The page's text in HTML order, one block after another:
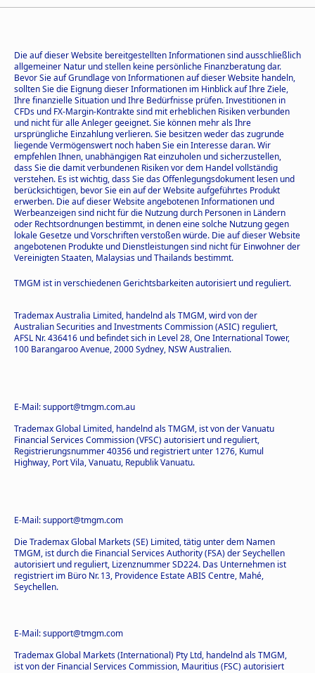
Die auf dieser Website bereitgestellten Informationen sind ausschließlich
allgemeiner Natur und stellen keine persönliche Finanzberatung dar.
Bevor Sie auf Grundlage von Informationen auf dieser Website handeln,
sollten Sie die Eignung dieser Informationen im Hinblick auf Ihre Ziele,
Ihre finanzielle Situation und Ihre Bedürfnisse prüfen. Investitionen in
CFDs und FX-Margin-Kontrakte sind mit erheblichen Risiken verbunden
und nicht für alle Anleger geeignet. Sie können mehr als Ihre
ursprüngliche Einzahlung verlieren. Sie besitzen weder das zugrunde
liegende Vermögenswert noch haben Sie ein Interesse daran. Wir
empfehlen Ihnen, unabhängigen Rat einzuholen und sicherzustellen,
dass Sie die damit verbundenen Risiken vor dem Handel vollständig
verstehen. Es ist wichtig, dass Sie das Offenlegungsdokument lesen und
berücksichtigen, bevor Sie ein auf der Website aufgeführtes Produkt
erwerben. Die auf dieser Website angebotenen Informationen und
Werbeanzeigen sind nicht für die Nutzung durch Personen in Ländern
oder Rechtsordnungen bestimmt, in denen eine solche Nutzung gegen
lokale Gesetze und Vorschriften verstoßen würde. Die auf dieser Website
angebotenen Produkte und Dienstleistungen sind nicht für Einwohner der
Vereinigten Staaten, Malaysias und Thailands bestimmt.
TMGM ist in verschiedenen Gerichtsbarkeiten autorisiert und reguliert.
Trademax Australia Limited, handelnd als TMGM, wird von der
Australian Securities and Investments Commission (ASIC) reguliert,
AFSL Nr. 436416 und befindet sich in Level 28, One International Tower,
100 Barangaroo Avenue, 2000 Sydney, NSW Australien.
E-Mail: support@tmgm.com.au
Trademax Global Limited, handelnd als TMGM, ist von der Vanuatu
Financial Services Commission (VFSC) autorisiert und reguliert,
Registrierungsnummer 40356 und registriert unter 1276, Kumul
Highway, Port Vila, Vanuatu, Republik Vanuatu.
E-Mail: support@tmgm.com
Die Trademax Global Markets (SE) Limited, tätig unter dem Namen
TMGM, ist durch die Financial Services Authority (FSA) der Seychellen
autorisiert und reguliert, Lizenznummer SD224. Das Unternehmen ist
registriert im Büro Nr. 13, Providence Estate ABIS Centre, Mahé,
Seychellen.
E-Mail: support@tmgm.com
Trademax Global Markets (International) Pty Ltd, handelnd als TMGM,
ist von der Financial Services Commission, Mauritius (FSC) autorisiert